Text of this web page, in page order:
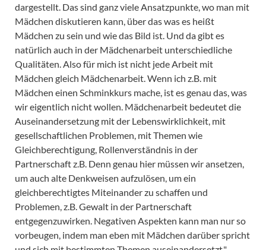
dargestellt. Das sind ganz viele Ansatzpunkte, wo man mit
Mädchen diskutieren kann, über das was es heißt
Mädchen zu sein und wie das Bild ist. Und da gibt es
natürlich auch in der Mädchenarbeit unterschiedliche
Qualitäten. Also für mich ist nicht jede Arbeit mit
Mädchen gleich Mädchenarbeit. Wenn ich z.B. mit
Mädchen einen Schminkkurs mache, ist es genau das, was
wir eigentlich nicht wollen. Mädchenarbeit bedeutet die
Auseinandersetzung mit der Lebenswirklichkeit, mit
gesellschaftlichen Problemen, mit Themen wie
Gleichberechtigung, Rollenverständnis in der
Partnerschaft z.B. Denn genau hier müssen wir ansetzen,
um auch alte Denkweisen aufzulösen, um ein
gleichberechtigtes Miteinander zu schaffen und
Problemen, z.B. Gewalt in der Partnerschaft
entgegenzuwirken. Negativen Aspekten kann man nur so
vorbeugen, indem man eben mit Mädchen darüber spricht